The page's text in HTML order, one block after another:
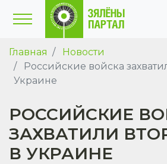
Главная
Новости
Российские войска
Украине
РОССИЙСКИЕ
ЗАХВАТИЛИ
В УКРАИНЕ